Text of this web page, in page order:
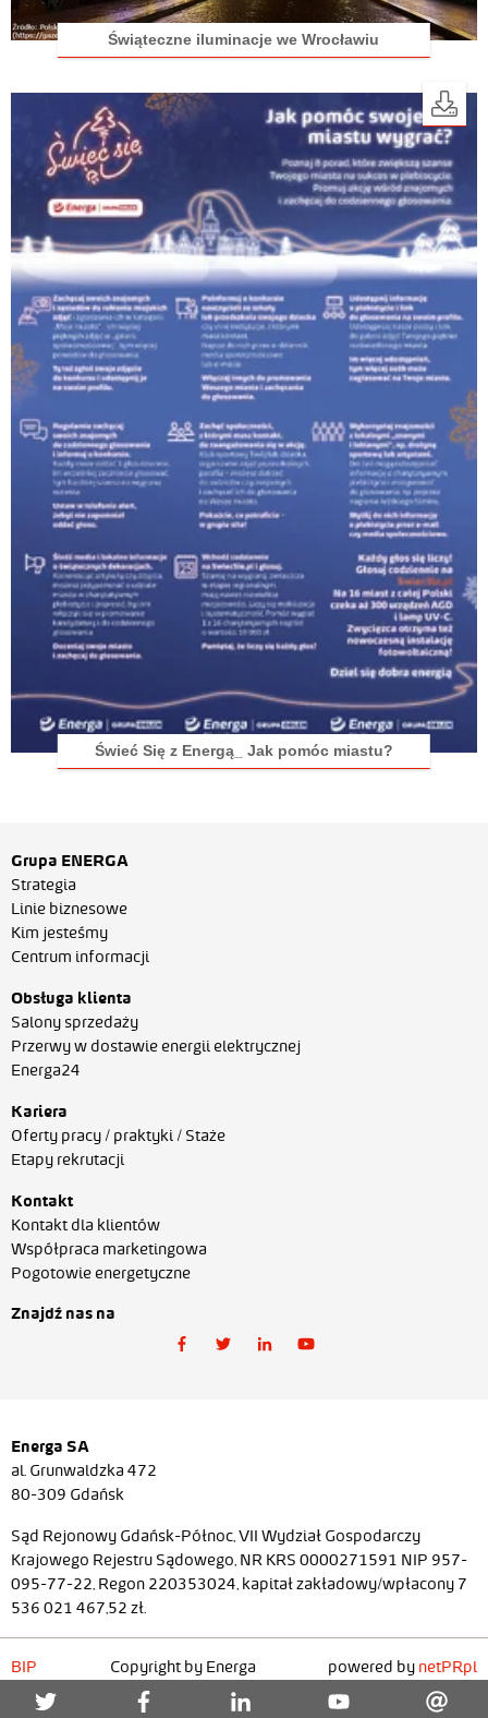
Świąteczne iluminacje we Wrocławiu
Świeć Się z Energą_ Jak pomóc miastu?
Grupa ENERGA
Strategia
Linie biznesowe
Kim jesteśmy
Centrum informacji
Obsługa klienta
Salony sprzedaży
Przerwy w dostawie energii elektrycznej
Energa24
Kariera
Oferty pracy / praktyki / Staże
Etapy rekrutacji
Kontakt
Kontakt dla klientów
Współpraca marketingowa
Pogotowie energetyczne
Znajdź nas na
Energa SA
al. Grunwaldzka 472
80-309 Gdańsk
Sąd Rejonowy Gdańsk-Północ, VII Wydział Gospodarczy
Krajowego Rejestru Sądowego, NR KRS 0000271591 NIP 957-
095-77-22, Regon 220353024, kapitał zakładowy/wpłacony 7
536 021 467,52 zł.
BIP Copyright by Energa powered by netPR.pl